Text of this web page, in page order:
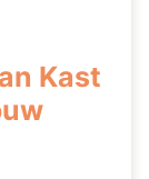
Kast